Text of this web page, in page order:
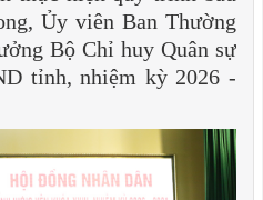
Ủy viên Ban Thường
Bộ Chỉ huy Quân sự
tỉnh, nhiệm kỳ 2026 -